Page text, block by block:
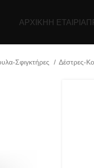
ΑΡΧΙΚΉ Η ΕΤΑΙΡΊΑ
Σφιγκτήρες Δέστρες-